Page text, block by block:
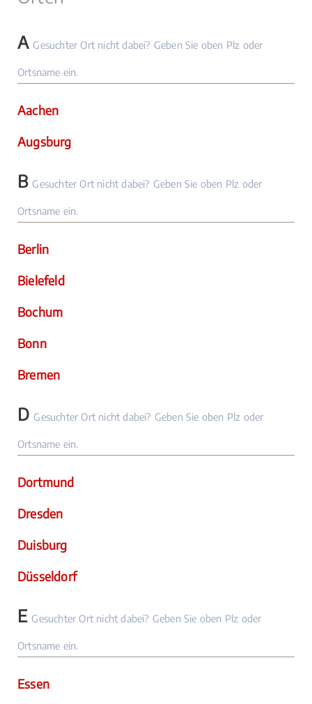
A Gesuchter Ort nicht dabei? Geben Sie oben Plz oder
Ortsname ein.
Aachen
Augsburg
B Gesuchter Ort nicht dabei? Geben Sie oben Plz oder
Ortsname ein.
Berlin
Bielefeld
Bochum
Bonn
Bremen
D Gesuchter Ort nicht dabei? Geben Sie oben Plz oder
Ortsname ein.
Dortmund
Dresden
Duisburg
Düsseldorf
E Gesuchter Ort nicht dabei? Geben Sie oben Plz oder
Ortsname ein.
Essen